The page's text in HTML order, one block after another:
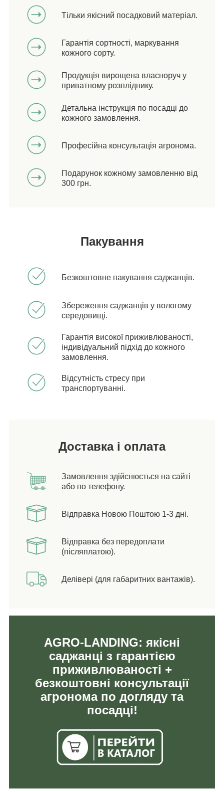
Тільки якісний посадковий матеріал.
Гарантія сортності, маркування
кожного сорту.
Продукція вирощена власноруч у
приватному розпліднику.
Детальна інструкція по посадці до
кожного замовлення.
Професійна консультація агронома.
Подарунок кожному замовленню від
300 грн.
Пакування
Безкоштовне пакування саджанців.
Збереження саджанців у вологому
середовищі.
Гарантія високої приживлюваності,
індивідуальний підхід до кожного
замовлення.
Відсутність стресу при
транспортуванні.
Доставка і оплата
Замовлення здійснюється на сайті
або по телефону.
Відправка Новою Поштою 1-3 дні.
Відправка без передоплати
(післяплатою).
Делівері (для габаритних вантажів).
AGRO-LANDING: якісні
саджанці з гарантією
приживлюваності +
безкоштовні консультації
агронома по догляду та
посадці!